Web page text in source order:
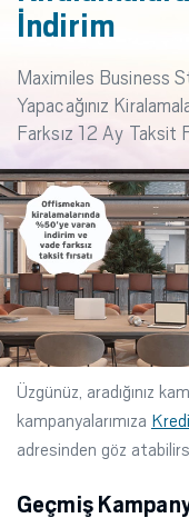
İndirim
Maximiles Business
Yapacağınız
Farksız 12 Ay Taksit
Üzgünüz, aradığınız
kampanyalarımıza
adresinden göz
Geçmiş